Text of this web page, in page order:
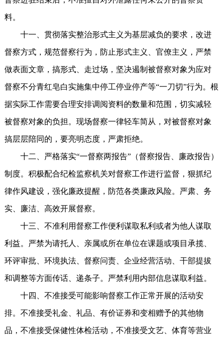
料。
十一、贯彻落实整治形式主义为基层减负的要求，改进
督察方式，规范督察行为，防止形式主义、官僚主义，严禁
做表面文章，搞形式、走过场，坚决遏制被督察对象为应对
督察不分青红皂白实施集中停工停业停产等“一刀切”行为。根
据实际工作需要合理安排调阅资料的数量和范围，切实减轻
被督察对象的负担。现场督察一律轻车简从，对被督察对象
搞层层陪同的，要亮明态度，严肃拒绝。
十二、严格落实“一督察两报告”（督察报告、廉政报告）
制度。积极配合纪检监察机关对督察工作进行监督，狠抓纪
律作风建设，强化廉政提醒，防范各类廉政风险。严肃、务
实、廉洁、高效开展督察。
十三、不准利用督察工作便利谋取私利或者为他人谋取
利益。严禁为请托人、亲属或所在单位在课题或项目承揽、
环评审批、环境执法、督察问责、企业经营活动、干部提拔
和调整等方面传话、递条子。严禁利用内部信息谋取利益。
十四、不准接受可能影响督察工作正常开展的活动安
排。不准接受礼金、礼品、有价证券和变相赠予的其他物
品，不准接受保健性体检活动，不准接受文艺、体育等营业